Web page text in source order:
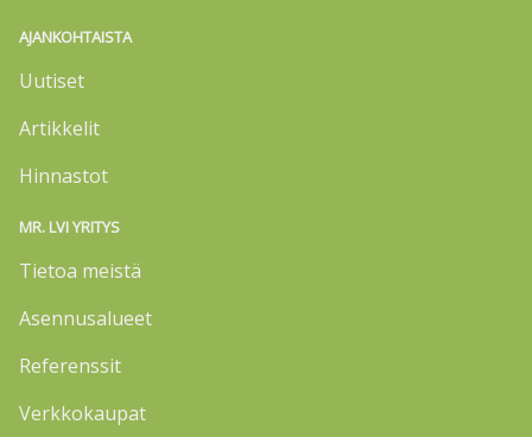
AJANKOHTAISTA
Uutiset
Artikkelit
Hinnastot
MR. LVI YRITYS
Tietoa meistä
Asennusalueet
Referenssit
Verkkokaupat